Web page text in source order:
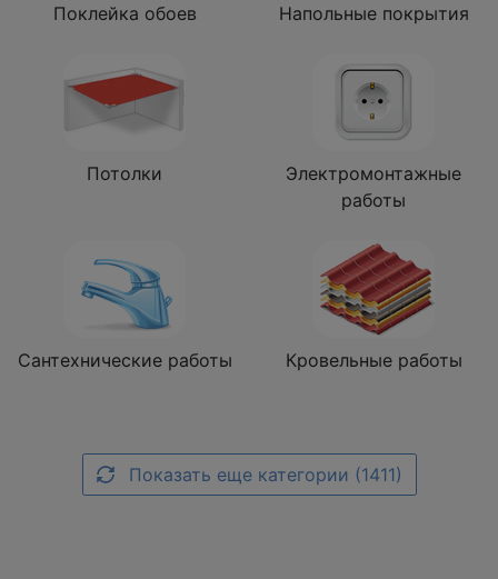
Поклейка обоев Напольные покрытия
Потолки
Электромонтажные
работы
Сантехнические работы Кровельные работы
Показать еще категории (1411)